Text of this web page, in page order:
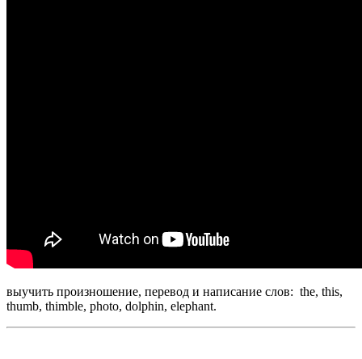
выучить произношение, перевод и написание слов: the, this,
thumb, thimble, photo, dolphin, elephant.